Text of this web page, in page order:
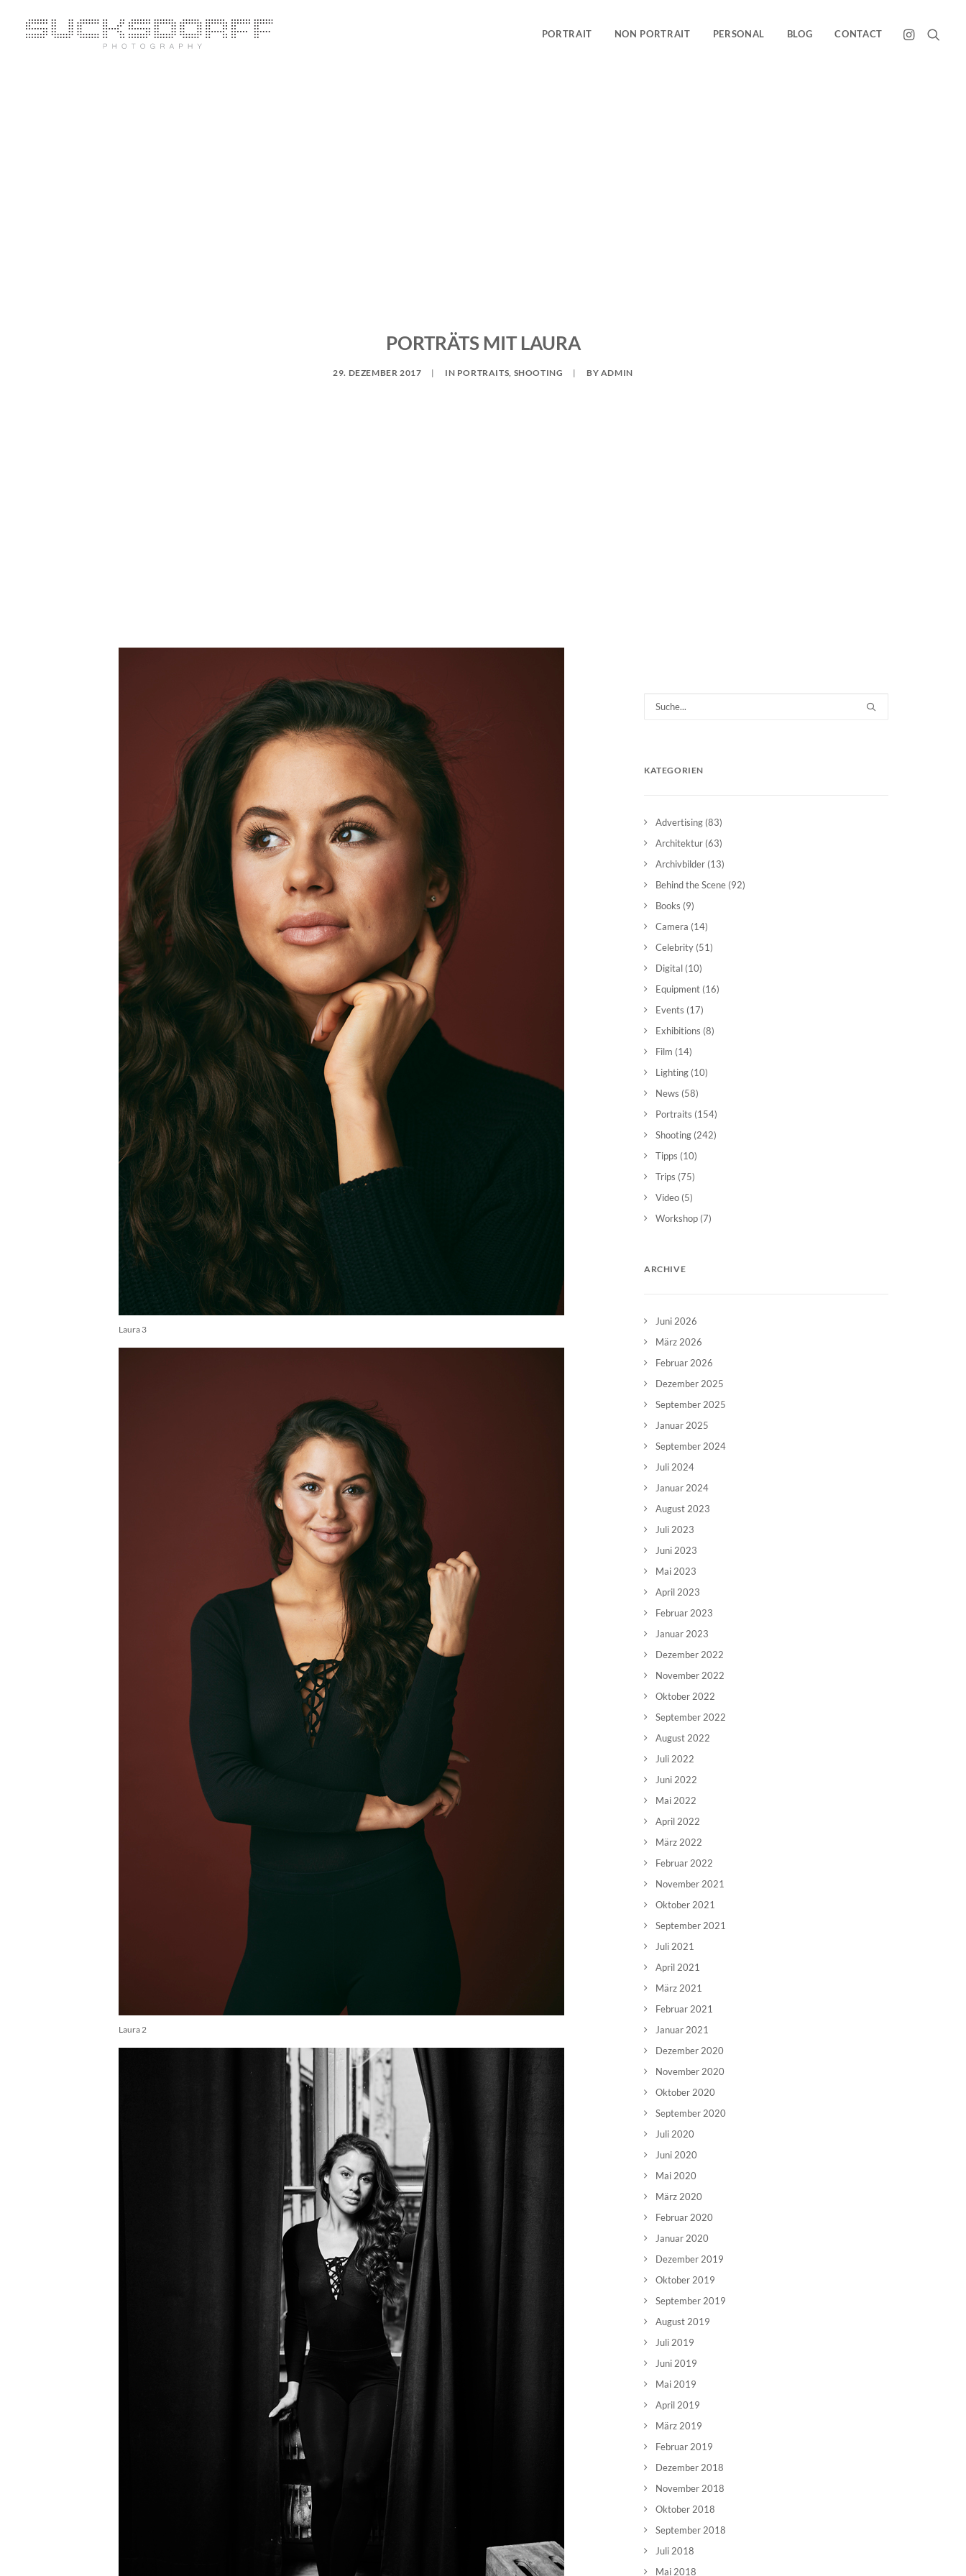
PORTRAIT NON PORTRAIT PERSONAL BLOG CONTACT
PORTRÄTS MIT LAURA
29. DEZEMBER 2017 | IN PORTRAITS, SHOOTING | BY ADMIN
Laura 3
Laura 2
KATEGORIEN
Advertising (83)
Architektur (63)
Archivbilder (13)
Behind the Scene (92)
Books (9)
Camera (14)
Celebrity (51)
Digital (10)
Equipment (16)
Events (17)
Exhibitions (8)
Film (14)
Lighting (10)
News (58)
Portraits (154)
Shooting (242)
Tipps (10)
Trips (75)
Video (5)
Workshop (7)
ARCHIVE
Juni 2026
März 2026
Februar 2026
Dezember 2025
September 2025
Januar 2025
September 2024
Juli 2024
Januar 2024
August 2023
Juli 2023
Juni 2023
Mai 2023
April 2023
Februar 2023
Januar 2023
Dezember 2022
November 2022
Oktober 2022
September 2022
August 2022
Juli 2022
Juni 2022
Mai 2022
April 2022
März 2022
Februar 2022
November 2021
Oktober 2021
September 2021
Juli 2021
April 2021
März 2021
Februar 2021
Januar 2021
Dezember 2020
November 2020
Oktober 2020
September 2020
Juli 2020
Juni 2020
Mai 2020
März 2020
Februar 2020
Januar 2020
Dezember 2019
Oktober 2019
September 2019
August 2019
Juli 2019
Juni 2019
Mai 2019
April 2019
März 2019
Februar 2019
Dezember 2018
November 2018
Oktober 2018
September 2018
Juli 2018
Mai 2018